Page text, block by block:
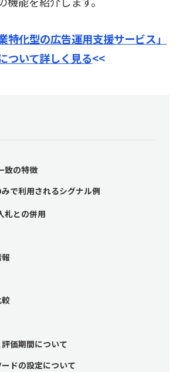
特化型の広告運用支援サービス」
ついて詳しく見る<<
致の特徴
で利用されるシグナル例
札との併用
価期間について
ドの設定について